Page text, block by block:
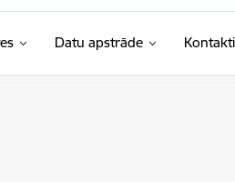
Datu apstrāde Kontakti